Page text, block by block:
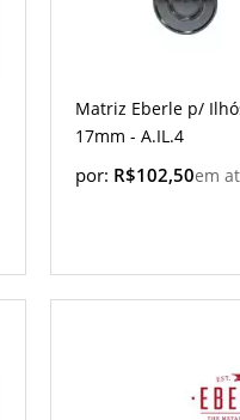
Matriz Eberle p/
17mm - A.IL.4
por: R$102,50